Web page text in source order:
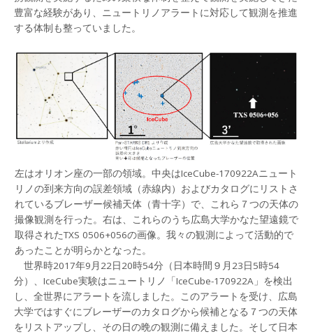
豊富な経験があり、ニュートリノアラートに対応して観測を推進
する体制も整っていました。
左はオリオン座の一部の領域。中央はIceCube-170922Aニュート
リノの到来方向の誤差領域（赤線内）およびカタログにリストさ
れているブレーザー候補天体（青十字）で、これら７つの天体の
撮像観測を行った。右は、これらのうち広島大学かなた望遠鏡で
取得されたTXS 0506+056の画像。我々の観測によって活動的で
あったことが明らかとなった。
世界時2017年9月22日20時54分（日本時間９月23日5時54
分）、IceCube実験はニュートリノ「IceCube-170922A」を検出
し、全世界にアラートを流しました。このアラートを受け、広島
大学ではすぐにブレーザーのカタログから候補となる７つの天体
をリストアップし、その日の晩の観測に備えました。そして日本